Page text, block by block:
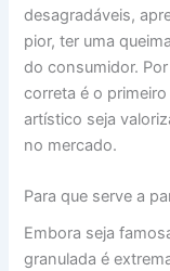
desagradáveis,
pior, ter uma
do consumidor.
correta é o
artístico seja
no mercado.
Para que serve a
Embora seja
granulada é